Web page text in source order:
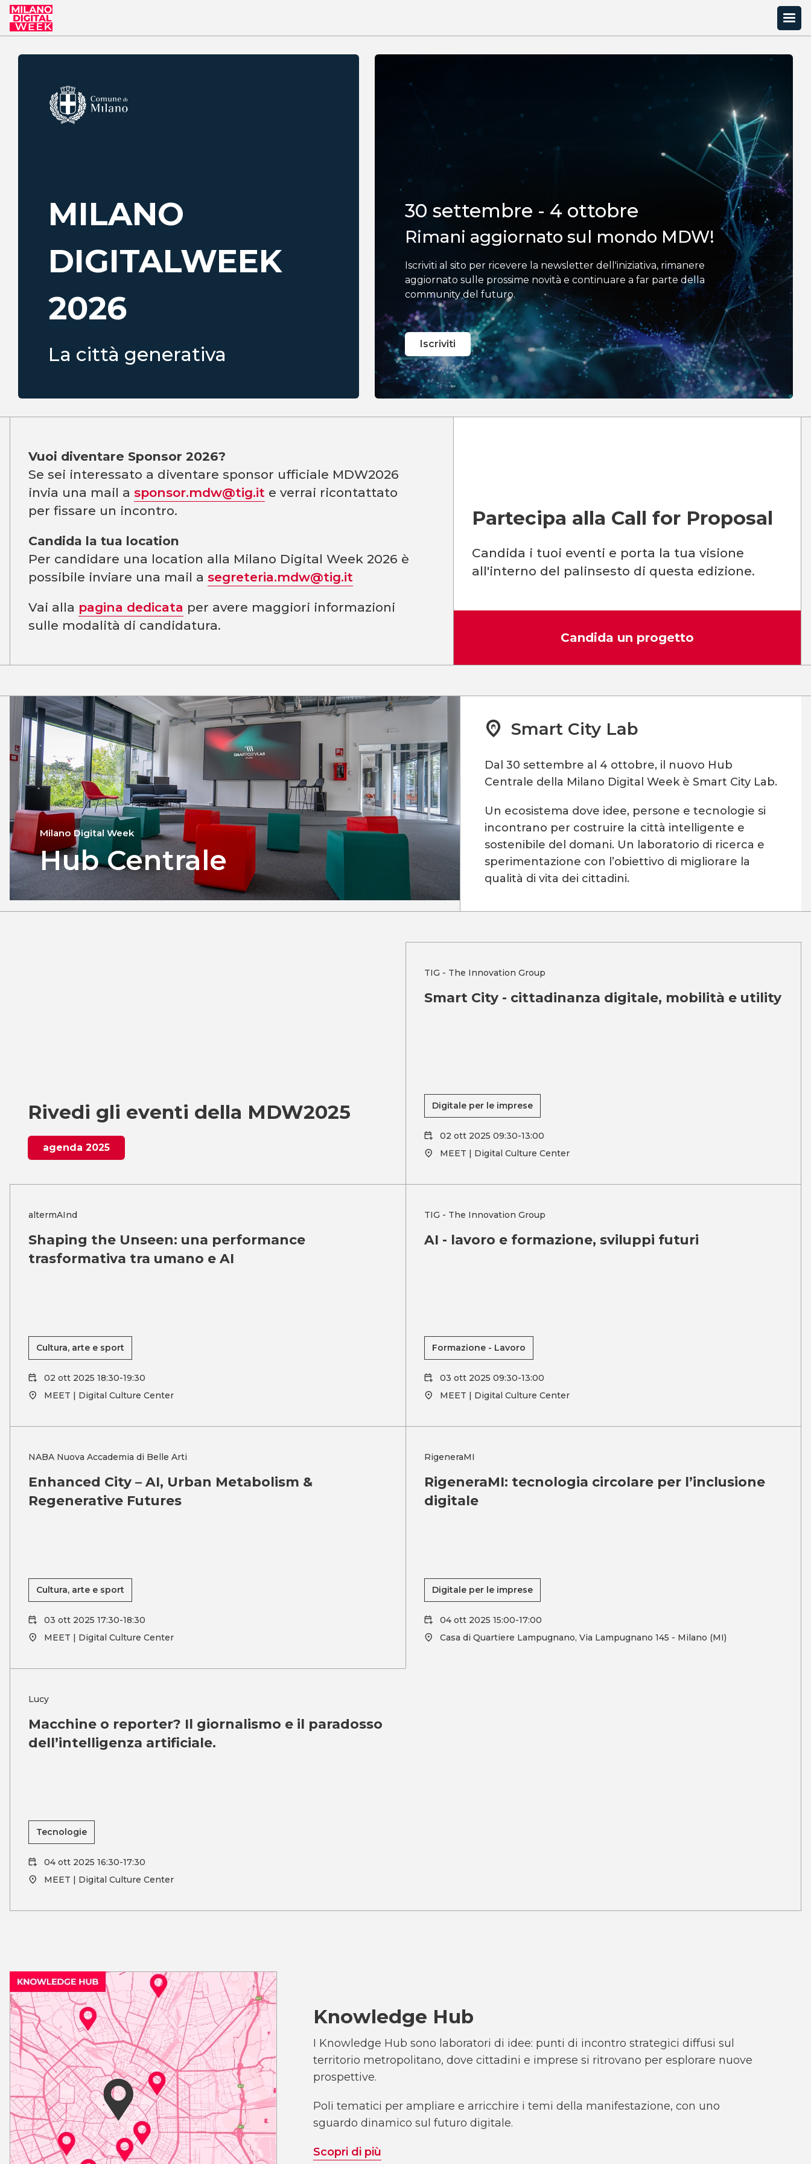
MILANO
DIGITALWEEK
2026
La città generativa
30 settembre - 4 ottobre
Rimani aggiornato sul mondo MDW!
Iscriviti al sito per ricevere la newsletter dell'iniziativa, rimanere
aggiornato sulle prossime novità e continuare a far parte della
community del futuro.
Iscriviti
Vuoi diventare Sponsor 2026?
Se sei interessato a diventare sponsor ufficiale MDW2026
invia una mail a sponsor.mdw@tig.it e verrai ricontattato
per fissare un incontro.
Candida la tua location
Per candidare una location alla Milano Digital Week 2026 è
possibile inviare una mail a segreteria.mdw@tig.it
Vai alla pagina dedicata per avere maggiori informazioni
sulle modalità di candidatura.
Partecipa alla Call for Proposal
Candida i tuoi eventi e porta la tua visione
all'interno del palinsesto di questa edizione.
Candida un progetto
Milano Digital Week
Hub Centrale
Smart City Lab
Dal 30 settembre al 4 ottobre, il nuovo Hub
Centrale della Milano Digital Week è Smart City Lab.
Un ecosistema dove idee, persone e tecnologie si
incontrano per costruire la città intelligente e
sostenibile del domani. Un laboratorio di ricerca e
sperimentazione con l’obiettivo di migliorare la
qualità di vita dei cittadini.
Rivedi gli eventi della MDW2025
agenda 2025
TIG - The Innovation Group
Smart City - cittadinanza digitale, mobilità e utility
Digitale per le imprese
02 ott 2025 09:30-13:00
MEET | Digital Culture Center
altermAInd
Shaping the Unseen: una performance
trasformativa tra umano e AI
Cultura, arte e sport
02 ott 2025 18:30-19:30
MEET | Digital Culture Center
TIG - The Innovation Group
AI - lavoro e formazione, sviluppi futuri
Formazione - Lavoro
03 ott 2025 09:30-13:00
MEET | Digital Culture Center
NABA Nuova Accademia di Belle Arti
Enhanced City – AI, Urban Metabolism &
Regenerative Futures
Cultura, arte e sport
03 ott 2025 17:30-18:30
MEET | Digital Culture Center
RigeneraMI
RigeneraMI: tecnologia circolare per l’inclusione
digitale
Digitale per le imprese
04 ott 2025 15:00-17:00
Casa di Quartiere Lampugnano, Via Lampugnano 145 - Milano (MI)
Lucy
Macchine o reporter? Il giornalismo e il paradosso
dell’intelligenza artificiale.
Tecnologie
04 ott 2025 16:30-17:30
MEET | Digital Culture Center
Knowledge Hub
I Knowledge Hub sono laboratori di idee: punti di incontro strategici diffusi sul
territorio metropolitano, dove cittadini e imprese si ritrovano per esplorare nuove
prospettive.
Poli tematici per ampliare e arricchire i temi della manifestazione, con uno
sguardo dinamico sul futuro digitale.
Scopri di più